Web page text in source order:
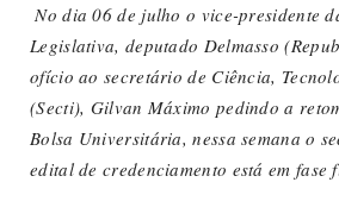
No dia 06 de julho o vice-presidente
Legislativa, deputado Delmasso
ofício ao secretário de Ciência,
(Secti), Gilvan Máximo pedindo a
Bolsa Universitária, nessa semana o
edital de credenciamento está em fase